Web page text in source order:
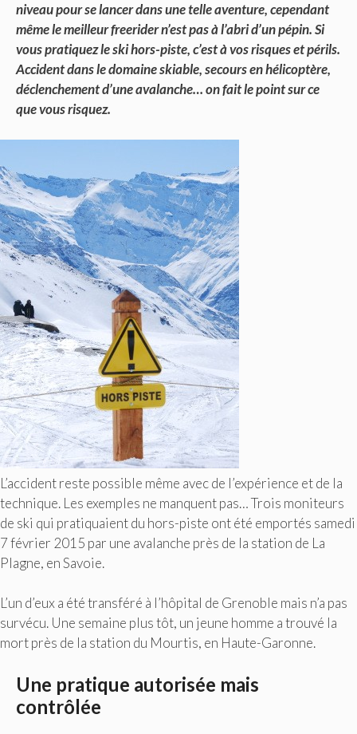
niveau pour se lancer dans une telle aventure, cependant
même le meilleur freerider n’est pas à l’abri d’un pépin. Si
vous pratiquez le ski hors-piste, c’est à vos risques et périls.
Accident dans le domaine skiable, secours en hélicoptère,
déclenchement d’une avalanche… on fait le point sur ce
que vous risquez.
L’accident reste possible même avec de l’expérience et de la
technique. Les exemples ne manquent pas… Trois moniteurs
de ski qui pratiquaient du hors-piste ont été emportés samedi
7 février 2015 par une avalanche près de la station de La
Plagne, en Savoie.
L’un d’eux a été transféré à l’hôpital de Grenoble mais n’a pas
survécu. Une semaine plus tôt, un jeune homme a trouvé la
mort près de la station du Mourtis, en Haute-Garonne.
Une pratique autorisée mais
contrôlée